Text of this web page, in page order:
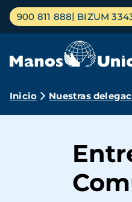
Pasar
contenido
Menú
principal
900 811 888 BIZUM
Ruta
Inicio Nuestras